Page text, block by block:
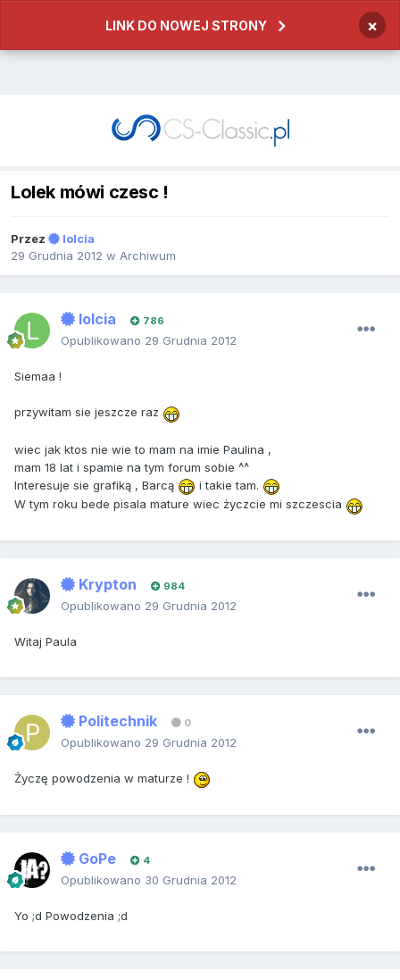
LINK DO NOWEJ STRONY ×
Lolek mówi czesc !
Przez
lolcia
29 Grudnia 2012 w Archiwum
lolcia 786
Opublikowano 29 Grudnia 2012
Siemaa !
przywitam sie jeszcze raz
wiec jak ktos nie wie to mam na imie Paulina ,
mam 18 lat i spamie na tym forum sobie ^^
Interesuje sie grafiką , Barcą
i takie tam.
W tym roku bede pisala mature wiec życzcie mi szczescia
Krypton 984
Opublikowano 29 Grudnia 2012
Witaj Paula
Politechnik 0
Opublikowano 29 Grudnia 2012
Życzę powodzenia w maturze !
GoPe 4
Opublikowano 30 Grudnia 2012
Yo ;d Powodzenia ;d